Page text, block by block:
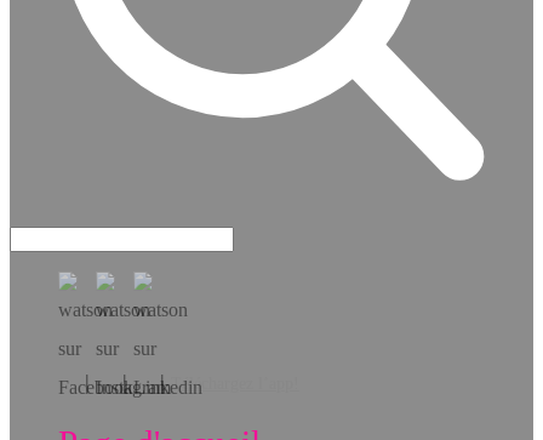
Téléchargez l’app!